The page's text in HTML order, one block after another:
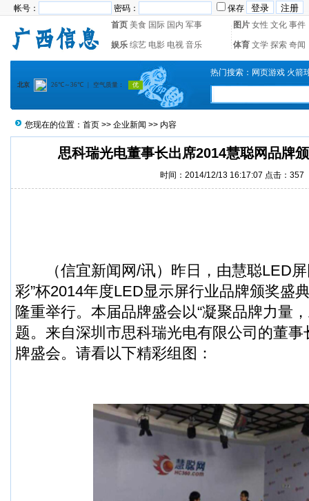
帐号： 密码：
保存
首页 美食 国际 国内 军事 图片 女性 文化 事件
娱乐 综艺 电影 电视 音乐 体育 文学 探索 奇闻
热门搜索： 网页游戏 火箭
您现在的位置： 首页 >> 企业新闻 >> 内容
思科瑞光电董事长出席2014慧聪网品牌
时间：2014/12/13 16:17:07 点击： 357
（信宜新闻 网/讯）昨日，由慧聪LED
彩”杯2014年度LED显示屏行业品牌颁奖盛
隆重举行。本届品牌盛会以“凝聚品牌力量
题。来自深圳市思科瑞光电有限公司的董
牌盛会。请看以下精彩组图：